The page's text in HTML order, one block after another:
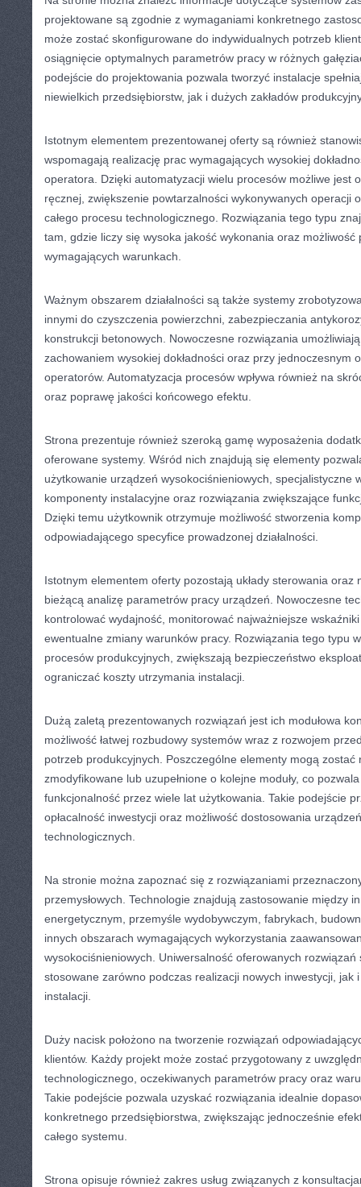
projektowane są zgodnie z wymaganiami konkretnego
może zostać skonfigurowane do indywidualnych potrzeb
osiągnięcie optymalnych parametrów pracy w różnych
podejście do projektowania pozwala tworzyć instalacje
niewielkich przedsiębiorstw, jak i dużych zakładów
Istotnym elementem prezentowanej oferty są również
wspomagają realizację prac wymagających wysokiej
operatora. Dzięki automatyzacji wielu procesów możliwe jest
ręcznej, zwiększenie powtarzalności wykonywanych operacji
całego procesu technologicznego. Rozwiązania tego typu
tam, gdzie liczy się wysoka jakość wykonania oraz możliwość
wymagających warunkach.
Ważnym obszarem działalności są także systemy
innymi do czyszczenia powierzchni, zabezpieczania
konstrukcji betonowych. Nowoczesne rozwiązania
zachowaniem wysokiej dokładności oraz przy jednoczesnym
operatorów. Automatyzacja procesów wpływa również na
oraz poprawę jakości końcowego efektu.
Strona prezentuje również szeroką gamę wyposażenia
oferowane systemy. Wśród nich znajdują się elementy
użytkowanie urządzeń wysokociśnieniowych, specjalistyczne
komponenty instalacyjne oraz rozwiązania zwiększające
Dzięki temu użytkownik otrzymuje możliwość stworzenia
odpowiadającego specyfice prowadzonej działalności.
Istotnym elementem oferty pozostają układy sterowania oraz
bieżącą analizę parametrów pracy urządzeń. Nowoczesne
kontrolować wydajność, monitorować najważniejsze
ewentualne zmiany warunków pracy. Rozwiązania tego typu
procesów produkcyjnych, zwiększają bezpieczeństwo
ograniczać koszty utrzymania instalacji.
Dużą zaletą prezentowanych rozwiązań jest ich modułowa
możliwość łatwej rozbudowy systemów wraz z rozwojem
potrzeb produkcyjnych. Poszczególne elementy mogą zostać
zmodyfikowane lub uzupełnione o kolejne moduły, co
funkcjonalność przez wiele lat użytkowania. Takie podejście
opłacalność inwestycji oraz możliwość dostosowania
technologicznych.
Na stronie można zapoznać się z rozwiązaniami
przemysłowych. Technologie znajdują zastosowanie między
energetycznym, przemyśle wydobywczym, fabrykach,
innych obszarach wymagających wykorzystania
wysokociśnieniowych. Uniwersalność oferowanych
stosowane zarówno podczas realizacji nowych inwestycji, jak
instalacji.
Duży nacisk położono na tworzenie rozwiązań
klientów. Każdy projekt może zostać przygotowany z
technologicznego, oczekiwanych parametrów pracy oraz
Takie podejście pozwala uzyskać rozwiązania idealnie
konkretnego przedsiębiorstwa, zwiększając jednocześnie
całego systemu.
Strona opisuje również zakres usług związanych z